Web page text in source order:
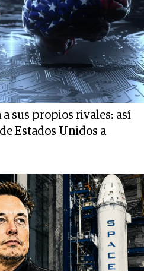
sus propios rivales: así
Estados Unidos a